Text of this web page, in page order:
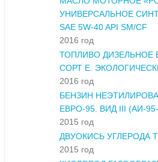
УНИВЕРСАЛЬНОЕ
SAE 5W-40 API SM/CF
2016 год
ТОПЛИВО
СОРТ Е.
2016 год
БЕНЗИН
ЕВРО-95. ВИД III (АИ-
2015 год
ДВУОКИСЬ УГЛЕРОДА
2015 год